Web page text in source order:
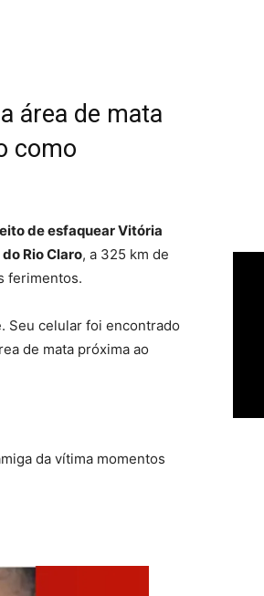
área de mata
como
de esfaquear Vitória
Rio Claro, a 325 km de
ferimentos.
Seu celular foi encontrado
de mata próxima ao
da vítima momentos